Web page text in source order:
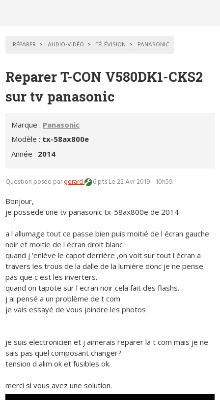
RÉPARER AUDIO-VIDÉO TÉLÉVISION PANASONIC
Reparer T-CON V580DK1-CKS2
sur tv panasonic
Marque : Panasonic
Modèle : tx-58ax800e
Année : 2014
Question posée pargerard 6 ptsLe 22 Avr 2019 - 10h59
Bonjour,
je possede une tv panasonic tx-58ax800e de 2014
a l allumage tout ce passe bien puis moitié de l écran gauche
noir et moitie de l écran droit blanc
quand j 'enlève le capot derrière ,on voit sur tout l écran a
travers les trous de la dalle de la lumière donc je ne pense
pas que c est les inverters.
quand on tapote sur l ecran noir cela fait des flashs.
j ai pensé a un problème de t com
je vais essayé de vous joindre les photos
je suis electronicien et j aimerais reparer la t com mais je ne
sais pas quel composant changer?
tension d alim ok et fusibles ok.
merci si vous avez une solution.